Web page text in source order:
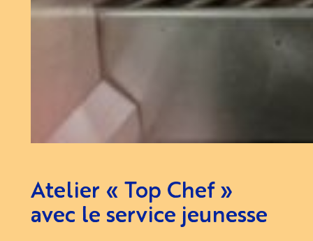
Atelier « Top Chef »
avec le service jeunesse